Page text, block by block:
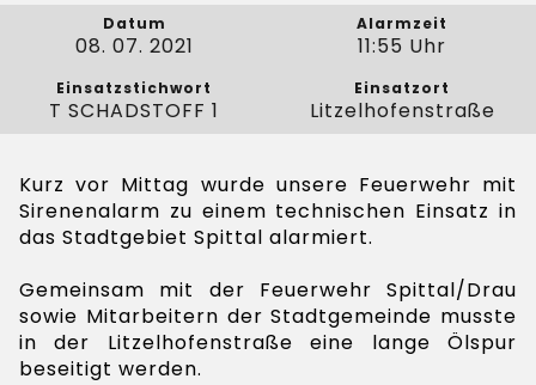
Datum
08. 07. 2021
Alarmzeit
11:55 Uhr
Einsatzstichwort
T SCHADSTOFF 1
Einsatzort
Litzelhofenstraße
Kurz vor Mittag wurde unsere Feuerwehr mit
Sirenenalarm zu einem technischen Einsatz in
das Stadtgebiet Spittal alarmiert.
Gemeinsam mit der Feuerwehr Spittal/Drau
sowie Mitarbeitern der Stadtgemeinde musste
in der Litzelhofenstraße eine lange Ölspur
beseitigt werden.